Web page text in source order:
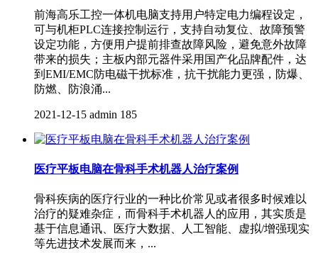
前海高乐工控一体机电脑支持用户特定电力编程设定，
可与机柜PLC连接控制运行，支持自动复位、故障预警
设定功能，方便用户提前排查故障风险，避免意外故障
带来的损失；主板内部元器件采用国产化品牌配件，达
到EMI/EMC防电磁干扰标准，抗干扰能力更强，防爆、
防燃、防浪涌...
2021-12-15 admin 185
医疗平板电脑在骨科手术机器人治疗案例
骨科疾病的医疗行业的一种比价常见或者很多时候难以
治疗的疑难杂症，而骨科手术机器人的应用，其实质是
基于信息通讯、医疗大数据、人工智能、虚拟/增强现实
等先进技术发展而来，...